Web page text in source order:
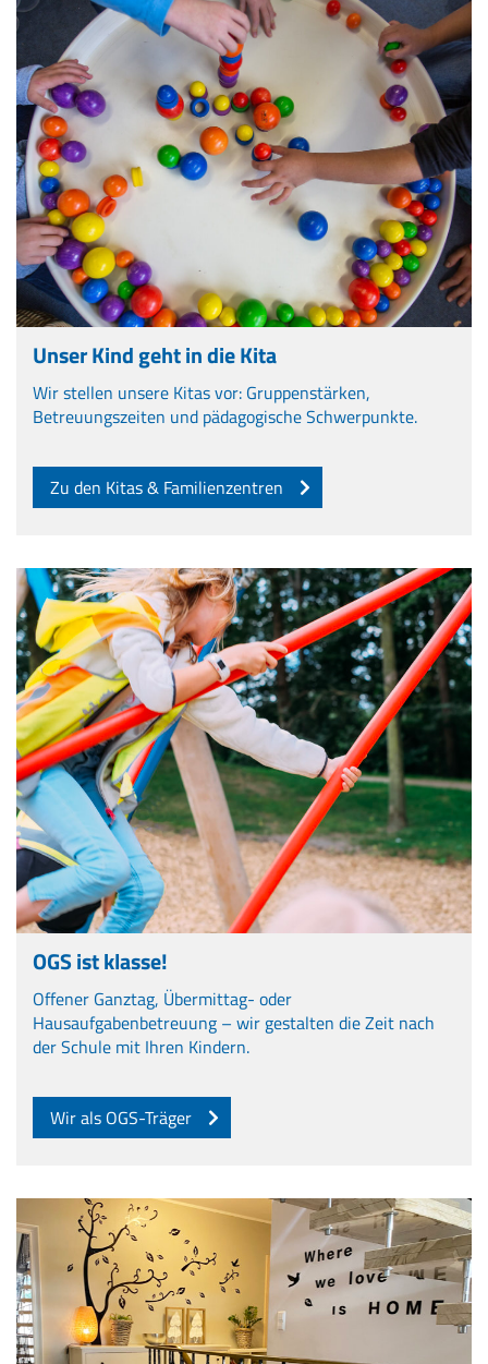
Unser Kind geht in die Kita
Wir stellen unsere Kitas vor: Gruppenstärken,
Betreuungszeiten und pädagogische Schwerpunkte.
Zu den Kitas & Familienzentren
OGS ist klasse!
Offener Ganztag, Übermittag- oder
Hausaufgabenbetreuung – wir gestalten die Zeit nach
der Schule mit Ihren Kindern.
Wir als OGS-Träger